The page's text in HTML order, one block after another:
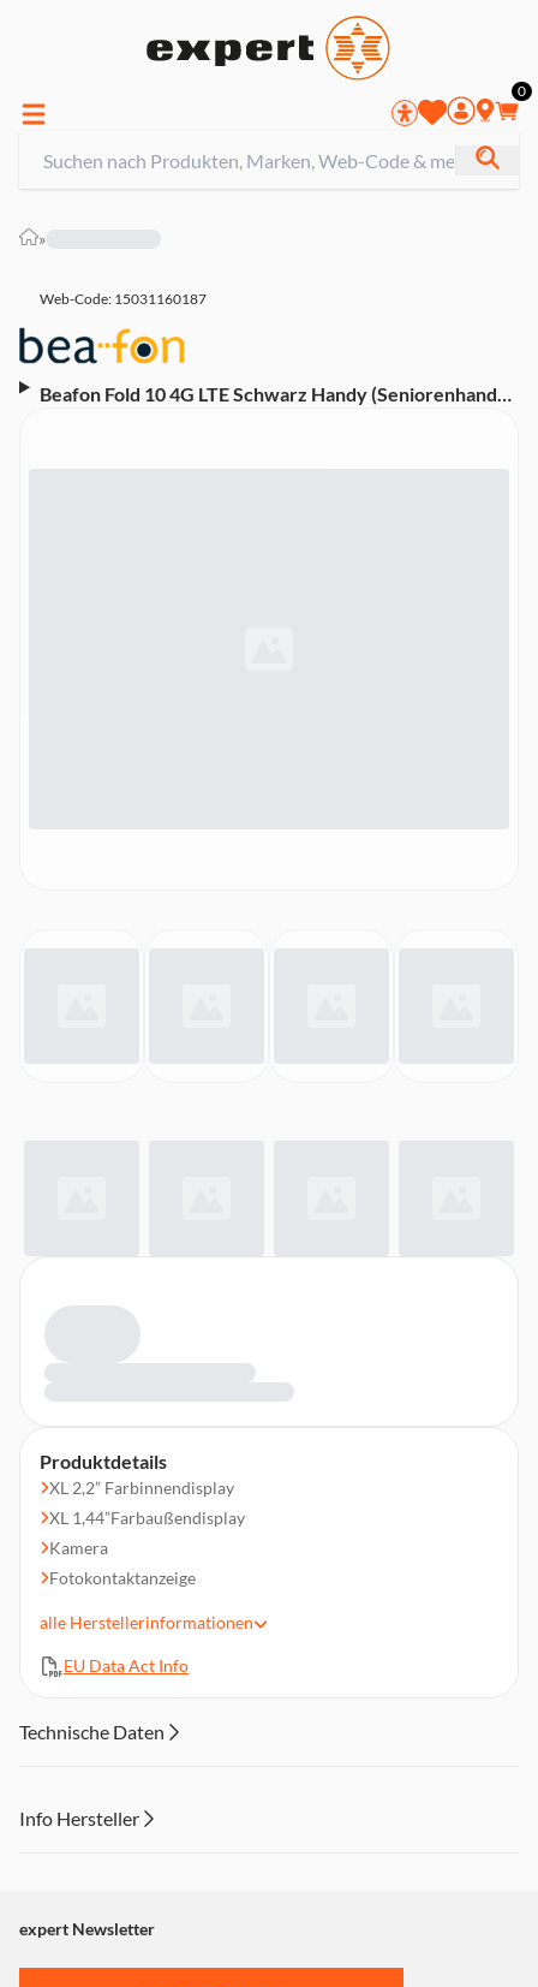
0
»
Web-Code: 15031160187
Beafon Fold 10 4G LTE Schwarz Handy (Seniorenhandy,
Produktdetails
XL 2,2” Farbinnendisplay
XL 1,44”Farbaußendisplay
Kamera
Fotokontaktanzeige
Extra große Zahlen in der Displayanzeige
Leichte Menüführung
Extral lauter Klingelton
alle Herstellerinformationen
EU Data Act Info
Technische Daten
Info Hersteller
"Marketing".
Einstellungen anpassen
expert Newsletter